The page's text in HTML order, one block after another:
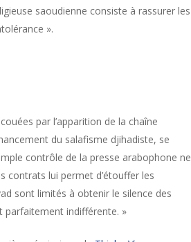
saoudienne consiste à rassurer les
».
par l’apparition de la chaîne
du salafisme djihadiste, se
contrôle de la presse arabophone ne
contrats lui permet d’étouffer les
sont limités à obtenir le silence des
parfaitement indifférente. »